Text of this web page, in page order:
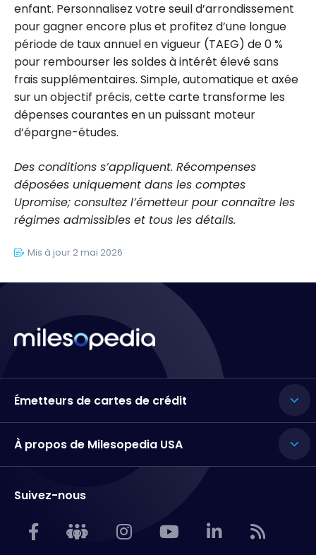
enfant. Personnalisez votre seuil d’arrondissement
pour gagner encore plus et profitez d’une longue
période de taux annuel en vigueur (TAEG) de 0 %
pour rembourser les soldes à intérêt élevé sans
frais supplémentaires. Simple, automatique et axée
sur un objectif précis, cette carte transforme les
dépenses courantes en un puissant moteur
d’épargne-études.
Des conditions s’appliquent. Récompenses
déposées uniquement dans les comptes
Upromise; consultez l’émetteur pour connaître les
régimes admissibles et tous les détails.
Mis à jour 2 mai 2026
Émetteurs de cartes de crédit
À propos de Milesopedia USA
Suivez-nous